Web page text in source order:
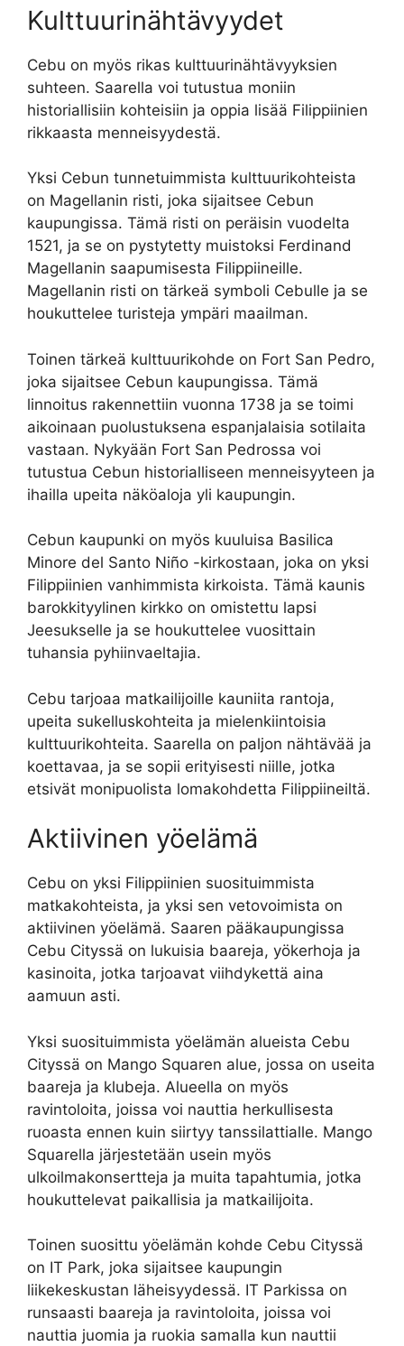
Kulttuurinähtävyydet
Cebu on myös rikas kulttuurinähtävyyksien
suhteen. Saarella voi tutustua moniin
historiallisiin kohteisiin ja oppia lisää Filippiinien
rikkaasta menneisyydestä.
Yksi Cebun tunnetuimmista kulttuurikohteista
on Magellanin risti, joka sijaitsee Cebun
kaupungissa. Tämä risti on peräisin vuodelta
1521, ja se on pystytetty muistoksi Ferdinand
Magellanin saapumisesta Filippiineille.
Magellanin risti on tärkeä symboli Cebulle ja se
houkuttelee turisteja ympäri maailman.
Toinen tärkeä kulttuurikohde on Fort San Pedro,
joka sijaitsee Cebun kaupungissa. Tämä
linnoitus rakennettiin vuonna 1738 ja se toimi
aikoinaan puolustuksena espanjalaisia sotilaita
vastaan. Nykyään Fort San Pedrossa voi
tutustua Cebun historialliseen menneisyyteen ja
ihailla upeita näköaloja yli kaupungin.
Cebun kaupunki on myös kuuluisa Basilica
Minore del Santo Niño -kirkostaan, joka on yksi
Filippiinien vanhimmista kirkoista. Tämä kaunis
barokkityylinen kirkko on omistettu lapsi
Jeesukselle ja se houkuttelee vuosittain
tuhansia pyhiinvaeltajia.
Cebu tarjoaa matkailijoille kauniita rantoja,
upeita sukelluskohteita ja mielenkiintoisia
kulttuurikohteita. Saarella on paljon nähtävää ja
koettavaa, ja se sopii erityisesti niille, jotka
etsivät monipuolista lomakohdetta Filippiineiltä.
Aktiivinen yöelämä
Cebu on yksi Filippiinien suosituimmista
matkakohteista, ja yksi sen vetovoimista on
aktiivinen yöelämä. Saaren pääkaupungissa
Cebu Cityssä on lukuisia baareja, yökerhoja ja
kasinoita, jotka tarjoavat viihdykettä aina
aamuun asti.
Yksi suosituimmista yöelämän alueista Cebu
Cityssä on Mango Squaren alue, jossa on useita
baareja ja klubeja. Alueella on myös
ravintoloita, joissa voi nauttia herkullisesta
ruoasta ennen kuin siirtyy tanssilattialle. Mango
Squarella järjestetään usein myös
ulkoilmakonsertteja ja muita tapahtumia, jotka
houkuttelevat paikallisia ja matkailijoita.
Toinen suosittu yöelämän kohde Cebu Cityssä
on IT Park, joka sijaitsee kaupungin
liikekeskustan läheisyydessä. IT Parkissa on
runsaasti baareja ja ravintoloita, joissa voi
nauttia juomia ja ruokia samalla kun nauttii